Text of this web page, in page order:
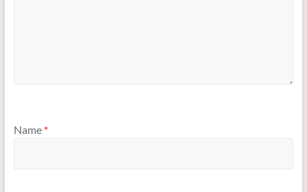
Name *